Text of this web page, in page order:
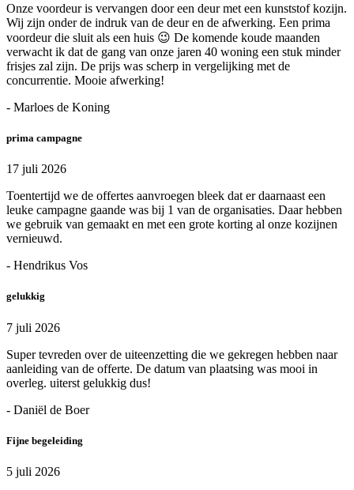
Onze voordeur is vervangen door een deur met een kunststof kozijn.
Wij zijn onder de indruk van de deur en de afwerking. Een prima
voordeur die sluit als een huis 😉 De komende koude maanden
verwacht ik dat de gang van onze jaren 40 woning een stuk minder
frisjes zal zijn. De prijs was scherp in vergelijking met de
concurrentie. Mooie afwerking!
- Marloes de Koning
prima campagne
17 juli 2026
Toentertijd we de offertes aanvroegen bleek dat er daarnaast een
leuke campagne gaande was bij 1 van de organisaties. Daar hebben
we gebruik van gemaakt en met een grote korting al onze kozijnen
vernieuwd.
- Hendrikus Vos
gelukkig
7 juli 2026
Super tevreden over de uiteenzetting die we gekregen hebben naar
aanleiding van de offerte. De datum van plaatsing was mooi in
overleg. uiterst gelukkig dus!
- Daniël de Boer
Fijne begeleiding
5 juli 2026